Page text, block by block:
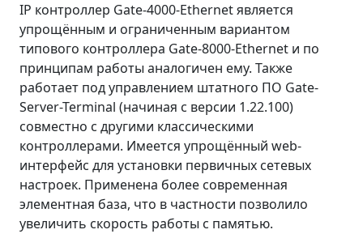
IP контроллер Gate-4000-Ethernet является
упрощённым и ограниченным вариантом
типового контроллера Gate-8000-Ethernet и по
принципам работы аналогичен ему. Также
работает под управлением штатного ПО Gate-
Server-Terminal (начиная с версии 1.22.100)
совместно с другими классическими
контроллерами. Имеется упрощённый web-
интерфейс для установки первичных сетевых
настроек. Применена более современная
элементная база, что в частности позволило
увеличить скорость работы с памятью.